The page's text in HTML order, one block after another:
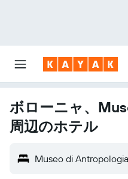
ボローニャ、
周辺のホテル
Museo di Antropologia